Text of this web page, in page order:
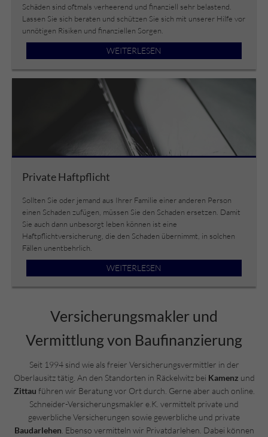
Schäden sind oftmals verheerend und finanziell sehr belastend.
Lassen Sie sich beraten und schützen Sie sich mit unserer Hilfe vor
unnötigen Risiken und finanziellen Sorgen.
WEITERLESEN
Private Haftpflicht
Sollten Sie oder jemand aus Ihrer Familie einer anderen Person
einen Schaden zufügen, müssen Sie den Schaden ersetzen. Damit
Sie auch dann unbesorgt leben können ist eine
Haftpflichtversicherung, die den Schaden übernimmt, in solchen
Fällen unentbehrlich.
WEITERLESEN
Versicherungsmakler und
Vermittlung von Baufinanzierung
Seit 1994 sind wie als freier Versicherungsvermittler in der
Oberlausitz tätig. An den Standorten in Räckelwitz bei Kamenz und
Zittau führen wir Beratung vor Ort durch. Gerne aber auch online.
Schneider-Versicherungsmakler e.K. vermittelt private und
gewerbliche Versicherungen sowie gewerbliche und private
Baudarlehen . Ebenso vermitteln wir Privatdarlehen. Dabei können